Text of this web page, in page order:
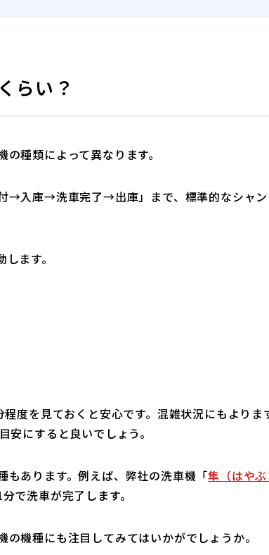
らい？
種類によって異なります。
→入庫→洗車完了→出庫」まで、標準的なシャ
ます。
度を見ておくと安心です。混雑状況にもよりま
にすると良いでしょう。
もあります。例えば、弊社の洗車機「隼（はや
で洗車が完了します。
機種にも注目してみてはいかがでしょうか。